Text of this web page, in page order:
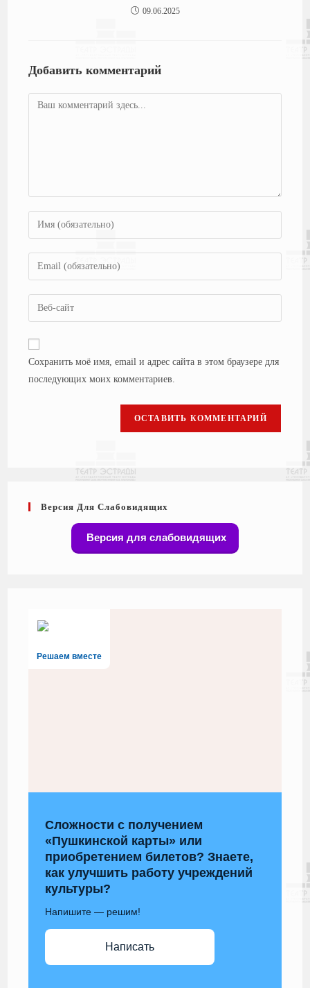
09.06.2025
Добавить комментарий
Сохранить моё имя, email и адрес сайта в этом браузере для
последующих моих комментариев.
Версия Для Слабовидящих
Версия для слабовидящих
Решаем вместе
Сложности с получением
«Пушкинской карты» или
приобретением билетов? Знаете,
как улучшить работу учреждений
культуры?
Напишите — решим!
Написать